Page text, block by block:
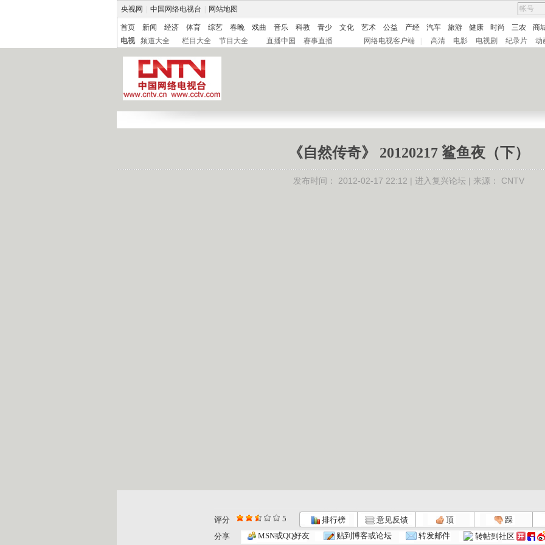
央视网 中国网络电视台 网站地图
首页 新闻 经济 体育 综艺 春晚 戏曲 音乐 科教 青少 文化 艺术 公益 产经 汽车 旅游 健康 时尚 三农
商
电视
频道大全 栏目大全 节目大全 直播中国 赛事直播 网络电视客户端 高清 电影 电视剧 纪录片 动
《自然传奇》 20120217 鲨鱼夜（下）
发布时间： 2012-02-17 22:12 | 进入复兴论坛 | 来源： CNTV
评分 5 排行榜 意见反馈 顶
踩
分享
MSN或QQ好友 贴到博客或论坛 转发邮件 转帖到社区